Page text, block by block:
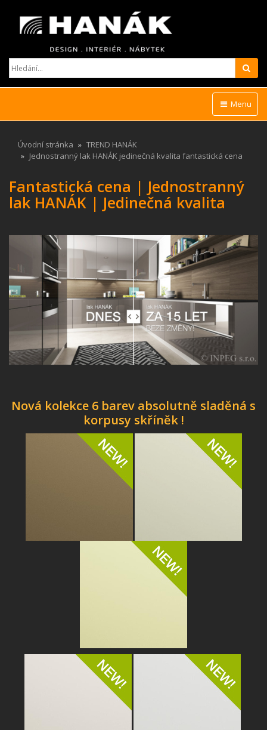
Menu
Úvodní stránka
TREND HANÁK
Jednostranný lak HANÁK jedinečná kvalita fantastická cena
Fantastická cena | Jednostranný
lak HANÁK | Jedinečná kvalita
Nová kolekce 6 barev absolutně sladěná s
korpusy skříněk !